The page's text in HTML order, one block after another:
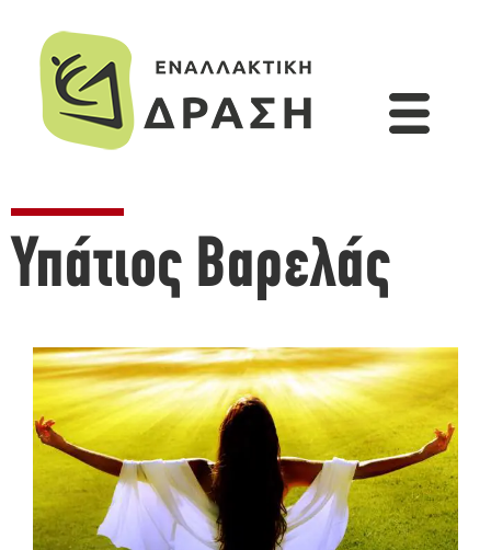
Υπάτιος Βαρελάς